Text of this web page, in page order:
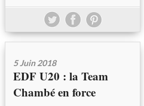
5 Juin 2018
EDF U20 : la Team
Chambé en force